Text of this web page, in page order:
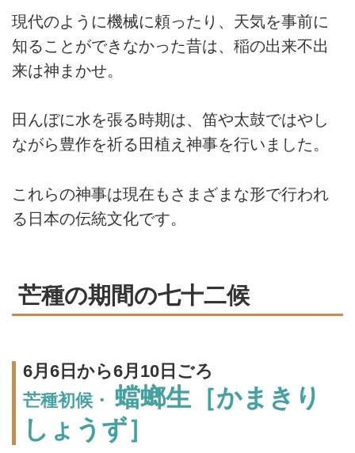
現代のように機械に頼ったり、天気を事前に
知ることができなかった昔は、稲の出来不出
来は神まかせ。
田んぼに水を張る時期は、笛や太鼓ではやし
ながら豊作を祈る田植え神事を行いました。
これらの神事は現在もさまざまな形で行われ
る日本の伝統文化です。
芒種の期間の七十二候
6月6日から6月10日ごろ
芒種初候・ 蟷螂生［かまきり
しょうず］